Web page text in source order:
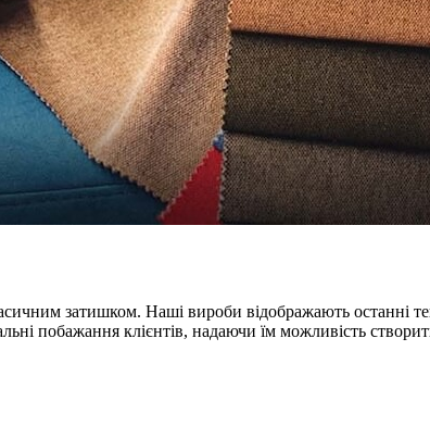
затишком. Наші вироби відображають останні
побажання клієнтів, надаючи їм можливість